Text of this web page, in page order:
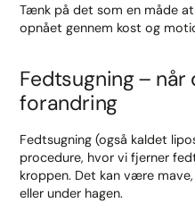
Tænk på det som en måde
opnået gennem kost og
Fedtsugning – når
forandring
Fedtsugning (også kaldet
procedure, hvor vi fjerner
kroppen. Det kan være
eller under hagen.